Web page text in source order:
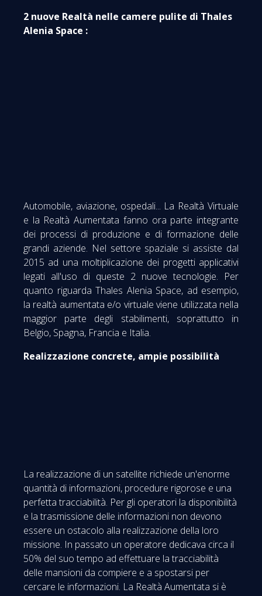
2 nuove Realtà nelle camere pulite di Thales
Alenia Space :
Automobile, aviazione, ospedali... La Realtà Virtuale
e la Realtà Aumentata fanno ora parte integrante
dei processi di produzione e di formazione delle
grandi aziende. Nel settore spaziale si assiste dal
2015 ad una moltiplicazione dei progetti applicativi
legati all'uso di queste 2 nuove tecnologie. Per
quanto riguarda Thales Alenia Space, ad esempio,
la realtà aumentata e/o virtuale viene utilizzata nella
maggior parte degli stabilimenti, soprattutto in
Belgio, Spagna, Francia e Italia.
Realizzazione concrete, ampie possibilità
La realizzazione di un satellite richiede un'enorme
quantità di informazioni, procedure rigorose e una
perfetta tracciabilità. Per gli operatori la disponibilità
e la trasmissione delle informazioni non devono
essere un ostacolo alla realizzazione della loro
missione. In passato un operatore dedicava circa il
50% del suo tempo ad effettuare la tracciabilità
delle mansioni da compiere e a spostarsi per
cercare le informazioni. La Realtà Aumentata si è